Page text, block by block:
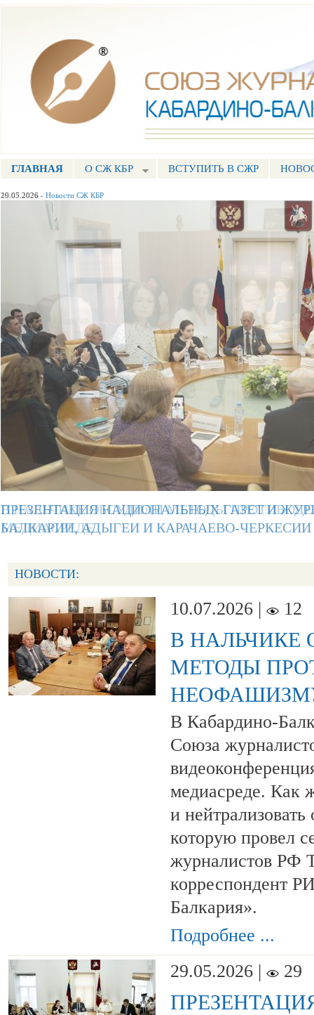
ГЛАВНОЕ МЕНЮ
ГЛАВНАЯ О СЖ КБР ВСТУПИТЬ В СЖР
29.05.2026 - Новости СЖ КБР
ПРЕЗЕНТАЦИЯ НАЦИОНАЛЬНЫХ ГАЗЕТ И
БАЛКАРИИ, АДЫГЕИ И КАРАЧАЕВО-
НОВОСТИ:
10.07.2026 | 12
В НАЛЬЧИКЕ
МЕТОДЫ
В Кабардино-
Союза
медиасреде. Как
и
которую провел
журналистов РФ
корреспондент
Балкария».
Подробнее ...
29.05.2026 |
29